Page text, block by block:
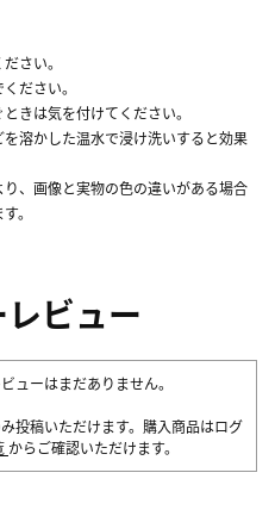
さい。
ださい。
きは気を付けてください。
溶かした温水で浸け洗いすると効果
、画像と実物の色の違いがある場合
。
ビュー
ューはまだありません。
投稿いただけます。購入商品はログ
からご確認いただけます。